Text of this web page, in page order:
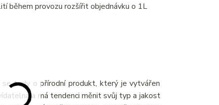
během provozu rozšířit objednávku o 1L
se tedy o přírodní produkt, který je vytvářen
a má tendenci měnit svůj typ a jakost